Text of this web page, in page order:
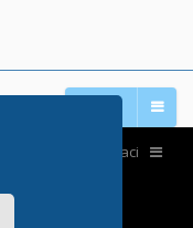
Contattaci